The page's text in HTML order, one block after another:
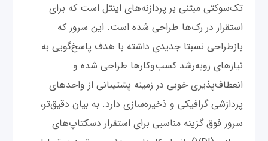
تک‌سوکتی مبتنی بر پردازنه‌های اینتل است که برای
استقرار در رک‌ها طراحی شده است. این سرور که
بازطراحی نسبتا جدیدی داشته با هدف پاسخ‌گویی به
نیازهای روبه‌رشد کسب‌وکارها طراحی شده و
انعطاف‌پذیری خوبی در زمینه پشتیبانی از واحدهای
پردازشی گرافیکی و ذخیره‌سازی دارد. به بیان دقیق‌تر،
سرور فوق گزینه مناسبی برای استقرار دسکتاپ‌های